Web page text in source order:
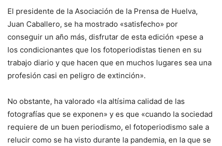
El presidente de la Asociación de la Prensa de Huelva,
Juan Caballero, se ha mostrado «satisfecho» por
conseguir un año más, disfrutar de esta edición «pese a
los condicionantes que los fotoperiodistas tienen en su
trabajo diario y que hacen que en muchos lugares sea una
profesión casi en peligro de extinción».
No obstante, ha valorado «la altísima calidad de las
fotografías que se exponen» y es que «cuando la sociedad
requiere de un buen periodismo, el fotoperiodismo sale a
relucir como se ha visto durante la pandemia, en la que se